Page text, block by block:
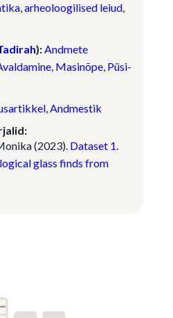
,arheoloogilised leiud,
):Andmete
, Masinõpe, Püsi-
,Andmestik
(2023). Dataset 1.
glass finds from